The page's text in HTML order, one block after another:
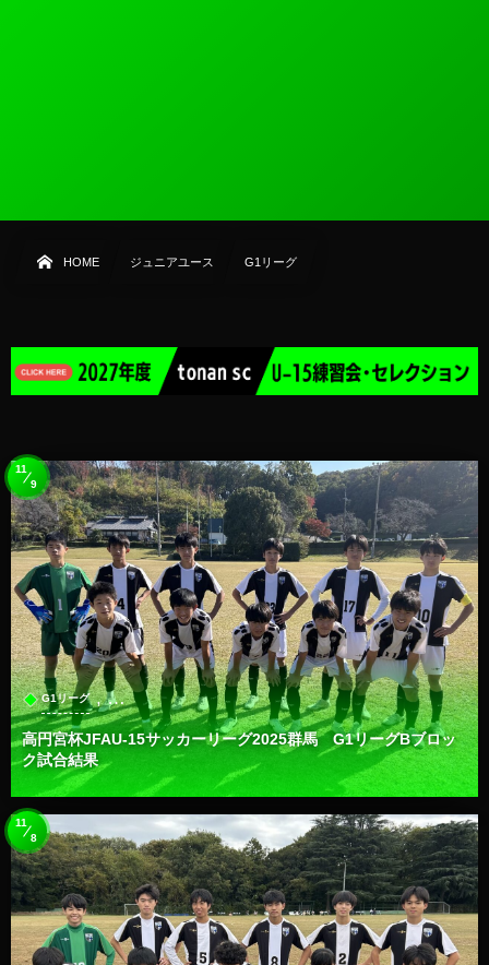
HOME ジュニアユース G1リーグ
G1リーグ , …
高円宮杯JFAU-15サッカーリーグ2025群馬 G1リーグBブロッ
ク試合結果
11
9
11
8